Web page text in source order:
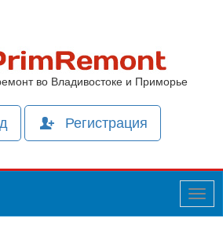
во Владивостоке и Приморье
Регистрация